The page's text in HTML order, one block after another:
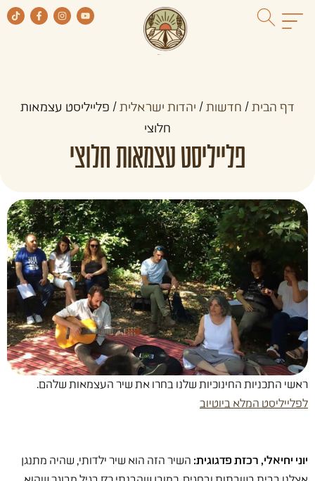
דף הבית / חדשות / יהדות ישראלית / פלייליסט עצמאות
חלוצי
פלייליסט עצמאות חלוצי
ראשי התכניות החינוכיות שלנו בחרו את שיר העצמאות שלהם.
לפלייליסט המלא ביוטיוב
יוני יחיאלי, רכזת פדגוגית: השיר הזה הוא שיר ילדותי, שהיה מתנגן